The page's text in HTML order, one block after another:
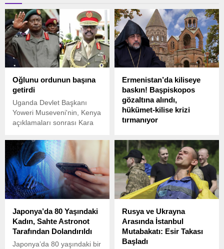
Oğlunu ordunun başına
getirdi
Uganda Devlet Başkanı
Yoweri Museveni'nin, Kenya
açıklamaları sonrası Kara
görevinden aldığı oğlu
Muhoozi Kainerugaba'yı
Uganda Halk Savunma
Kuvvetleri Komutanı olarak
atadığı bildirildi.
Ermenistan’da kiliseye
baskın! Başpiskopos
gözaltına alındı,
hükümet-kilise krizi
tırmanıyor
güçleri, Ermeni Apostolik
Kilisesi’nin Eçmiadzin’deki
genel merkezine operasyon
düzenledi.
Japonya’da 80 Yaşındaki
Kadın, Sahte Astronot
Tarafından Dolandırıldı
Japonya’da 80 yaşındaki bir
Rusya ve Ukrayna
Arasında İstanbul
Mutabakatı: Esir Takası
Başladı